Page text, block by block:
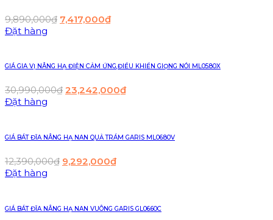
9,890,000₫ 7,417,000₫
Đặt hàng
GIÁ GIA VỊ NÂNG HẠ ĐIỆN CẢM ỨNG,ĐIỀU KHIỂN GIỌNG NÓI ML05.80X
30,990,000₫ 23,242,000₫
Đặt hàng
GIÁ BÁT ĐĨA NÂNG HẠ NAN QUẢ TRÁM GARIS ML06.80V
12,390,000₫ 9,292,000₫
Đặt hàng
GIÁ BÁT ĐĨA NÂNG HẠ NAN VUÔNG GARIS GL06.60C